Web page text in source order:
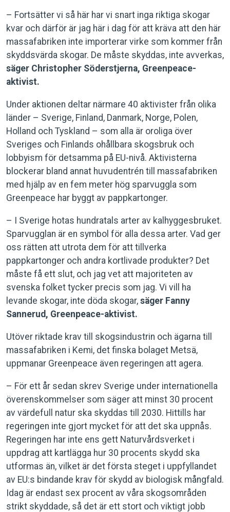
– Fortsätter vi så här har vi snart inga riktiga skogar
kvar och därför är jag här i dag för att kräva att den här
massafabriken inte importerar virke som kommer från
skyddsvärda skogar. De måste skyddas, inte avverkas,
säger Christopher Söderstjerna, Greenpeace-
aktivist.
Under aktionen deltar närmare 40 aktivister från olika
länder – Sverige, Finland, Danmark, Norge, Polen,
Holland och Tyskland – som alla är oroliga över
Sveriges och Finlands ohållbara skogsbruk och
lobbyism för detsamma på EU-nivå. Aktivisterna
blockerar bland annat huvudentrén till massafabriken
med hjälp av en fem meter hög sparvuggla som
Greenpeace har byggt av pappkartonger.
– I Sverige hotas hundratals arter av kalhyggesbruket.
Sparvugglan är en symbol för alla dessa arter. Vad ger
oss rätten att utrota dem för att tillverka
pappkartonger och andra kortlivade produkter? Det
måste få ett slut, och jag vet att majoriteten av
svenska folket tycker precis som jag. Vi vill ha
levande skogar, inte döda skogar, säger Fanny
Sannerud, Greenpeace-aktivist.
Utöver riktade krav till skogsindustrin och ägarna till
massafabriken i Kemi, det finska bolaget Metsä,
uppmanar Greenpeace även regeringen att agera.
– För ett år sedan skrev Sverige under internationella
överenskommelser som säger att minst 30 procent
av värdefull natur ska skyddas till 2030. Hittills har
regeringen inte gjort mycket för att det ska uppnås.
Regeringen har inte ens gett Naturvårdsverket i
uppdrag att kartlägga hur 30 procents skydd ska
utformas än, vilket är det första steget i uppfyllandet
av EU:s bindande krav för skydd av biologisk mångfald.
Idag är endast sex procent av våra skogsområden
strikt skyddade, så det är ett stort och viktigt jobb